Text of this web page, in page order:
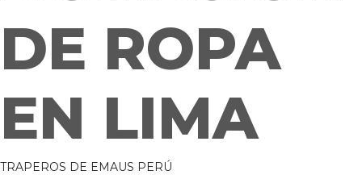
DE ROPA
EN LIMA
TRAPEROS DE EMAUS PERÚ